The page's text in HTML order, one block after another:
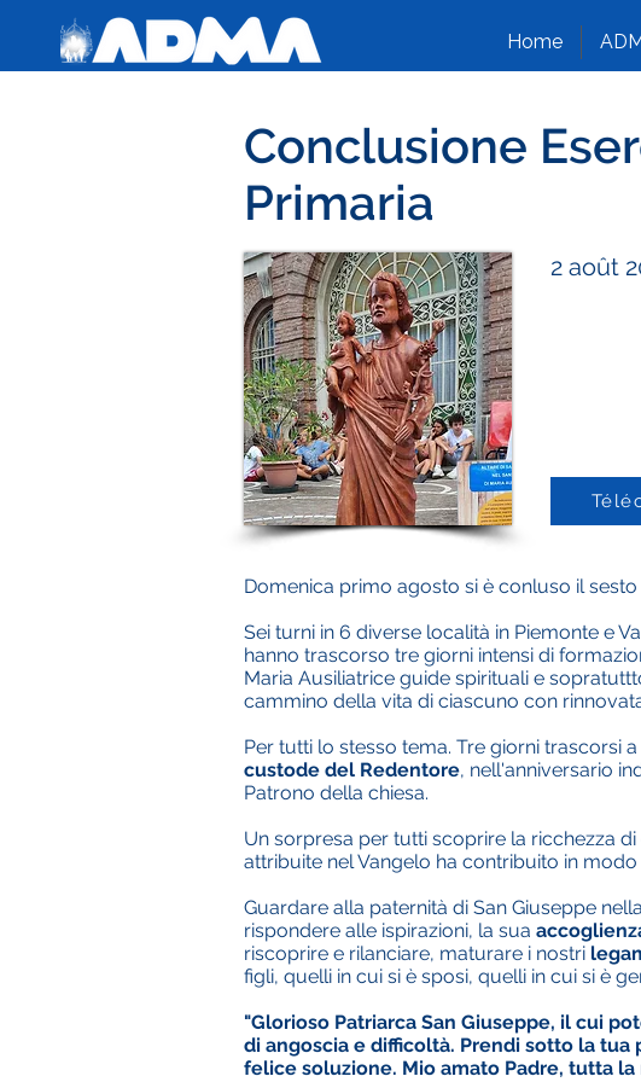
Home
Conclusione
Primaria
2 août
Domenica primo agosto si è conluso il
Sei turni in 6 diverse località in Piemonte e
hanno trascorso tre giorni intensi di
Maria Ausiliatrice guide spirituali e
cammino della vita di ciascuno con
Per tutti lo stesso tema. Tre giorni trascorsi
custode del Redentore, nell'anniversario
Patrono della chiesa.
Un sorpresa per tutti scoprire la ricchezza
attribuite nel Vangelo ha contribuito in
Guardare alla paternità di San Giuseppe
rispondere alle ispirazioni, la sua
riscoprire e rilanciare, maturare i nostri
figli, quelli in cui si è sposi, quelli in cui si è
"Glorioso Patriarca San Giuseppe, il cui
di angoscia e difficoltà. Prendi sotto la
felice soluzione. Mio amato Padre, tutta